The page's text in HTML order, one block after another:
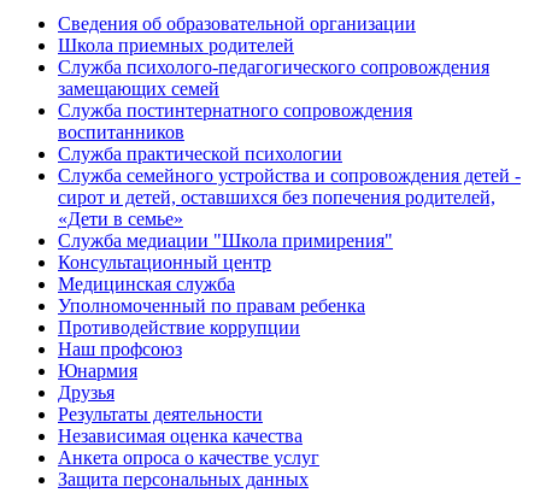
Сведения об образовательной организации
Школа приемных родителей
Служба психолого-педагогического сопровождения
замещающих семей
Cлужба постинтернатного сопровождения
воспитанников
Служба практической психологии
Служба семейного устройства и сопровождения детей -
сирот и детей, оставшихся без попечения родителей,
«Дети в семье»
Служба медиации "Школа примирения"
Консультационный центр
Медицинская служба
Уполномоченный по правам ребенка
Противодействие коррупции
Наш профсоюз
Юнармия
Друзья
Результаты деятельности
Независимая оценка качества
Анкета опроса о качестве услуг
Защита персональных данных